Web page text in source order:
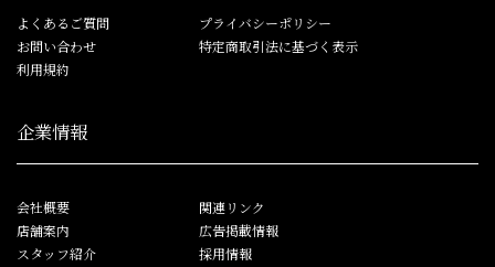
よくあるご質問
お問い合わせ
利用規約
プライバシーポリシー
特定商取引法に基づく表示
企業情報
会社概要
店舗案内
スタッフ紹介
関連リンク
広告掲載情報
採用情報